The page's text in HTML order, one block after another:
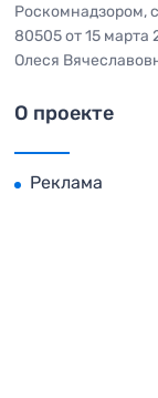
Роскомнадзором,
80505 от 15 марта
Олеся
О проекте
Реклама